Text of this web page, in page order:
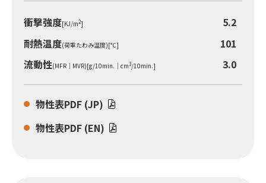
衝撃強度[KJ/m2]
5.2
耐熱温度(荷重たわみ温度)[℃]
101
流動性(MFR｜MVR)[g/10min.｜cm3/10min.] 3.0
物性表PDF (JP)
物性表PDF (EN)